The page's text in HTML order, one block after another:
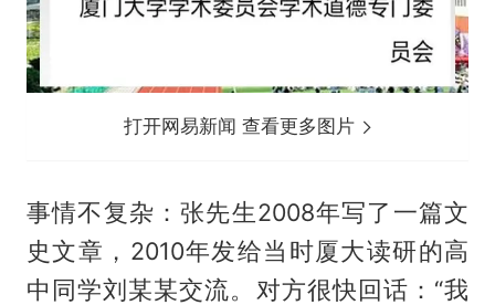
打开网易新闻 查看更多图片
事情不复杂：张先生2008年写了一篇文
史文章，2010年发给当时厦大读研的高
中同学刘某某交流。对方很快回话：“我